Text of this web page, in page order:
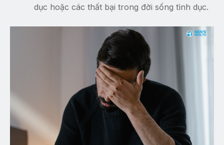
dục hoặc các thất bại trong đời sống tình dục.